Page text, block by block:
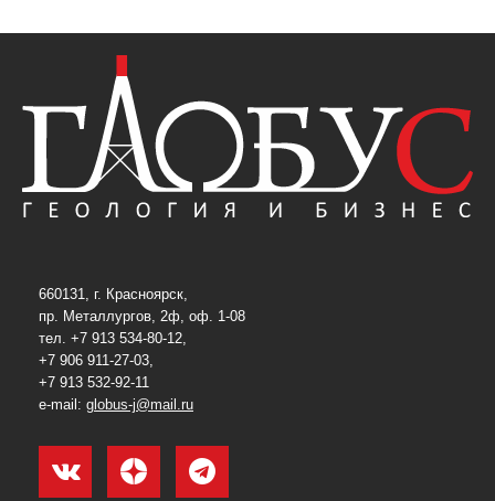
660131, г. Красноярск,
пр. Металлургов, 2ф, оф. 1-08
тел. +7 913 534-80-12,
+7 906 911-27-03,
+7 913 532-92-11
e-mail: globus-j@mail.ru